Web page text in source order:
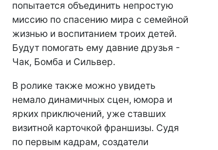
попытается объединить непростую
миссию по спасению мира с семейной
жизнью и воспитанием троих детей.
Будут помогать ему давние друзья -
Чак, Бомба и Сильвер.
В ролике также можно увидеть
немало динамичных сцен, юмора и
ярких приключений, уже ставших
визитной карточкой франшизы. Судя
по первым кадрам, создатели